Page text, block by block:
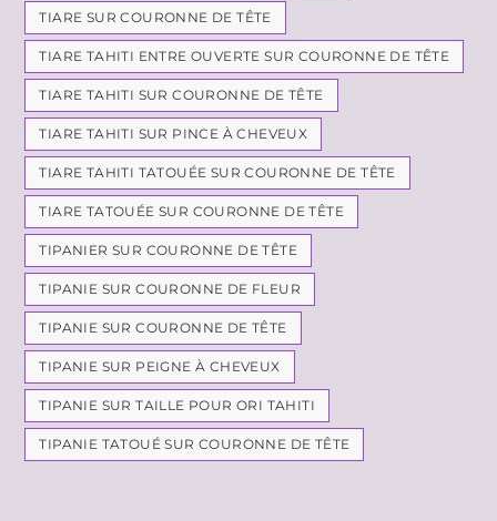
TIARE SUR COURONNE DE TÊTE
TIARE TAHITI ENTRE OUVERTE SUR COURONNE DE TÊTE
TIARE TAHITI SUR COURONNE DE TÊTE
TIARE TAHITI SUR PINCE À CHEVEUX
TIARE TAHITI TATOUÉE SUR COURONNE DE TÊTE
TIARE TATOUÉE SUR COURONNE DE TÊTE
TIPANIER SUR COURONNE DE TÊTE
TIPANIE SUR COURONNE DE FLEUR
TIPANIE SUR COURONNE DE TÊTE
TIPANIE SUR PEIGNE À CHEVEUX
TIPANIE SUR TAILLE POUR ORI TAHITI
TIPANIE TATOUÉ SUR COURONNE DE TÊTE